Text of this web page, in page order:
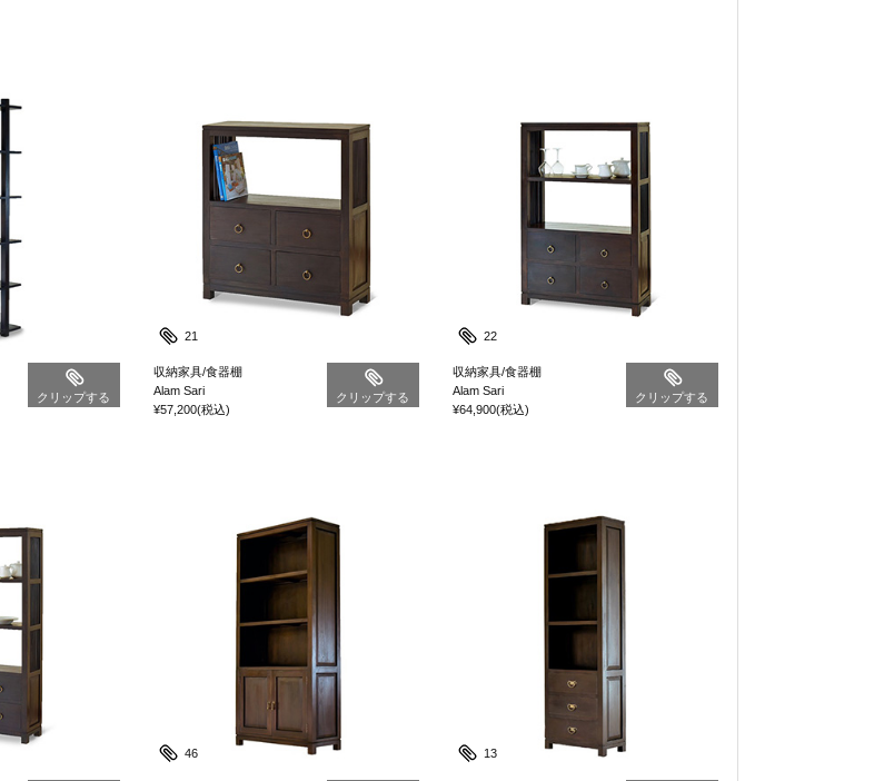
クリップする
収納家具/食器棚
Alam Sari
¥57,200(税込)
クリップする
21
収納家具/食器棚
Alam Sari
¥64,900(税込)
クリップする
22
46 13